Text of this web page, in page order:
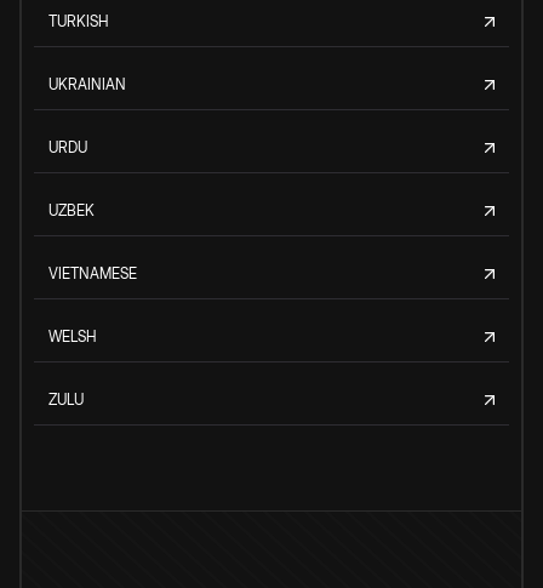
TURKISH
UKRAINIAN
URDU
UZBEK
VIETNAMESE
WELSH
ZULU